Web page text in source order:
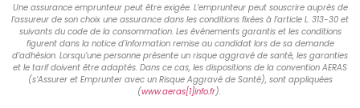
Une assurance emprunteur peut être exigée. L’emprunteur peut souscrire auprès de
l’assureur de son choix une assurance dans les conditions fixées à l’article L. 313-30 et
suivants du code de la consommation. Les événements garantis et les conditions
figurent dans la notice d’information remise au candidat lors de sa demande
d’adhésion. Lorsqu’une personne présente un risque aggravé de santé, les garanties
et le tarif doivent être adaptés. Dans ce cas, les dispositions de la convention AERAS
(s’Assurer et Emprunter avec un Risque Aggravé de Santé), sont appliquées
(www.aeras[1]info.fr).